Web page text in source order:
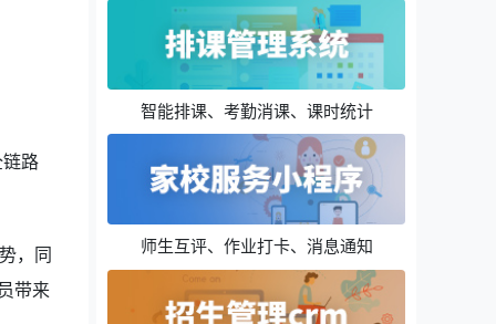
路
，同
带来
智能排课、考勤消课、课时统计
师生互评、作业打卡、消息通知